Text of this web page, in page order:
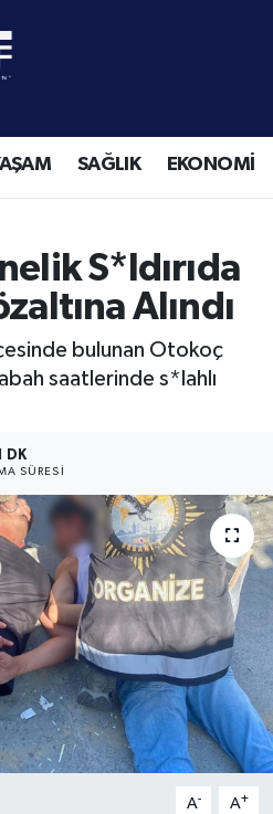
SAĞLIK EKONOMİ
S*ldırıda
Alındı
bulunan Otokoç
saatlerinde s*lahlı
DK
SÜRESI
A- A+
Haritası
ve Fikstür